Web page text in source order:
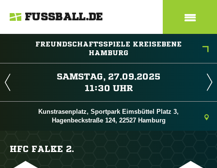
FUSSBALL.DE
FREUNDSCHAFTSSPIELE KREISEBENE
HAMBURG
 
 
Kunstrasenplatz, Sportpark Eimsbüttel Platz 3,
Hagenbeckstraße 124, 22527 Hamburg
HFC FALKE 2.